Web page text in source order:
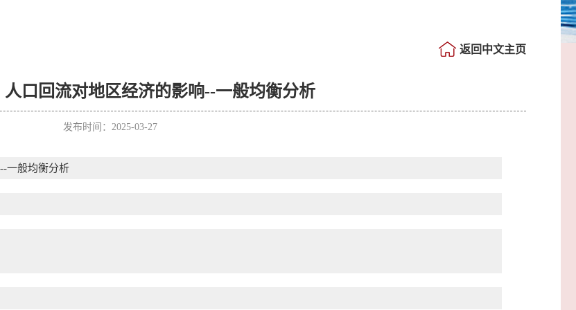
返回中文主页
人口回流对地区经济的影响--一般均衡分析
发布时间：2025-03-27
一般均衡分析